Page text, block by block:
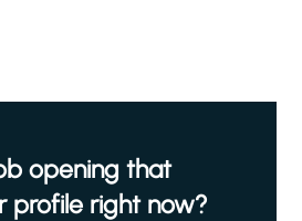
opening that
profile right now?